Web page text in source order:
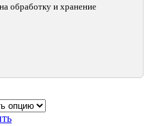
обработку и хранение